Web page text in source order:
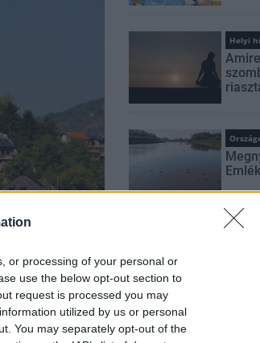
or processing of your personal or
use the below opt-out section to
request is processed you may
utilized by us or personal
You may separately opt-out of the
Helyi